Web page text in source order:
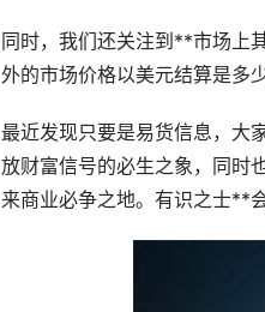
同时，我们还关注到**市场上
外的市场价格以美元结算是多少
最近发现只要是易货信息，大
放财富信号的必生之象，同时
来商业必争之地。有识之士**